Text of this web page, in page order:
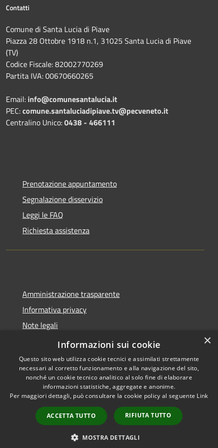
Contatti
Comune di Santa Lucia di Piave
Piazza 28 Ottobre 1918 n.1, 31025 Santa Lucia di Piave
(TV)
Codice Fiscale: 82002770269
Partita IVA: 00670660265
Email: info@comunesantalucia.it
PEC:comune.santaluciadipiave.tv@pecveneto.it
Centralino Unico:0438 - 466111
Prenotazione appuntamento
Segnalazione disservizio
Leggi le FAQ
Richiesta assistenza
Amministrazione trasparente
Informativa privacy
Note legali
Dichiarazione di accessibilità
Accessibilità
Copyright © 2026 • Comune di
Santa Lucia di Piave • Powered
byMunicipium
Accesso
redazione
×
Informazioni sui cookie
Questo sito web utilizza cookie tecnici e assimilati strettamente
necessari al corretto funzionamento e alla navigazione del sito,
nonché un cookie tecnico analitico al solo fine di elaborare
informazioni statistiche, aggregate e anonime.
Per maggiori dettagli, può consultare la cookie policy al seguente Link
ACCETTA TUTTO RIFIUTA TUTTO
MOSTRA DETTAGLI